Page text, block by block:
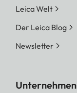
Leica Welt
Der Leica Blog
Newsletter
Unternehmen